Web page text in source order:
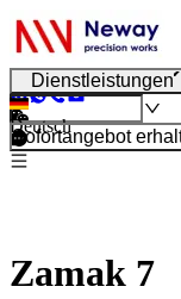
Dienstleistungen
Deutsch
Sofortangebot
Zamak 7